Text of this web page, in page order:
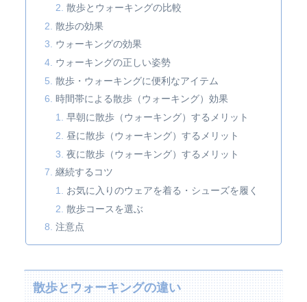
散歩とウォーキングの比較
散歩の効果
ウォーキングの効果
ウォーキングの正しい姿勢
散歩・ウォーキングに便利なアイテム
時間帯による散歩（ウォーキング）効果
早朝に散歩（ウォーキング）するメリット
昼に散歩（ウォーキング）するメリット
夜に散歩（ウォーキング）するメリット
継続するコツ
お気に入りのウェアを着る・シューズを履く
散歩コースを選ぶ
注意点
散歩とウォーキングの違い